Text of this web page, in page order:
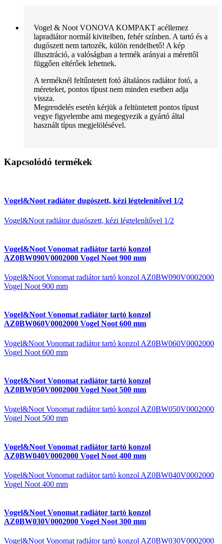
Vogel & Noot VONOVA KOMPAKT acéllemez
lapradiátor normál kivitelben, fehér színben. A tartó és a
dugószett nem tartozék, külön rendelhető! A kép
illusztráció, a valóságban a termék arányai a mérettől
függően eltérőek lehetnek.
A terméknél feltűntetett fotó általános radiátor fotó, a
méreteket, pontos típust nem minden esetben adja
vissza.
Megrendelés esetén kérjük a feltüntetett pontos típust
vegye figyelembe ami megegyezik a gyártó által
használt típus megjelölésével.
Kapcsolódó termékek
Vogel&Noot radiátor dugószett, kézi légtelenítővel 1/2
Vogel&Noot radiátor dugószett, kézi légtelenítővel 1/2
Vogel&Noot Vonomat radiátor tartó konzol
AZ0BW090V0002000 Vogel Noot 900 mm
Vogel&Noot Vonomat radiátor tartó konzol AZ0BW090V0002000
Vogel Noot 900 mm
Vogel&Noot Vonomat radiátor tartó konzol
AZ0BW060V0002000 Vogel Noot 600 mm
Vogel&Noot Vonomat radiátor tartó konzol AZ0BW060V0002000
Vogel Noot 600 mm
Vogel&Noot Vonomat radiátor tartó konzol
AZ0BW050V0002000 Vogel Noot 500 mm
Vogel&Noot Vonomat radiátor tartó konzol AZ0BW050V0002000
Vogel Noot 500 mm
Vogel&Noot Vonomat radiátor tartó konzol
AZ0BW040V0002000 Vogel Noot 400 mm
Vogel&Noot Vonomat radiátor tartó konzol AZ0BW040V0002000
Vogel Noot 400 mm
Vogel&Noot Vonomat radiátor tartó konzol
AZ0BW030V0002000 Vogel Noot 300 mm
Vogel&Noot Vonomat radiátor tartó konzol AZ0BW030V0002000